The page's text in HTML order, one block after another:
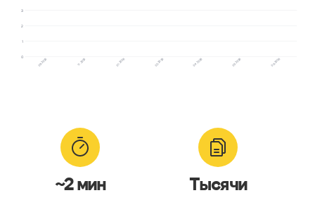
0
1
2
3
09.2025 11.2025 01.2026 02.2026 04.2026 05.2026 06.2026
~2 мин Тысячи